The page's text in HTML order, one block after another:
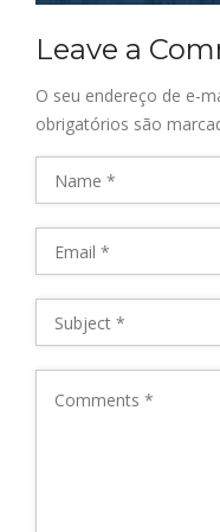
Leave a
O seu endereço de e-
obrigatórios são